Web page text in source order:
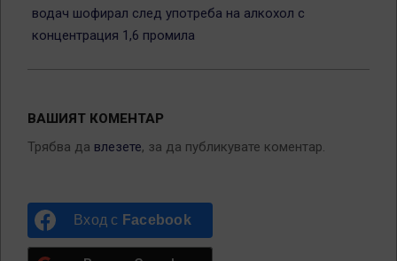
водач шофирал след употреба на алкохол с
концентрация 1,6 промила
ВАШИЯТ КОМЕНТАР
Трябва да влезете, за да публикувате коментар.
Вход с Facebook